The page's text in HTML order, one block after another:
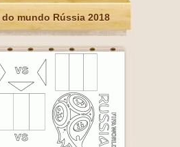
mundo Rússia 2018